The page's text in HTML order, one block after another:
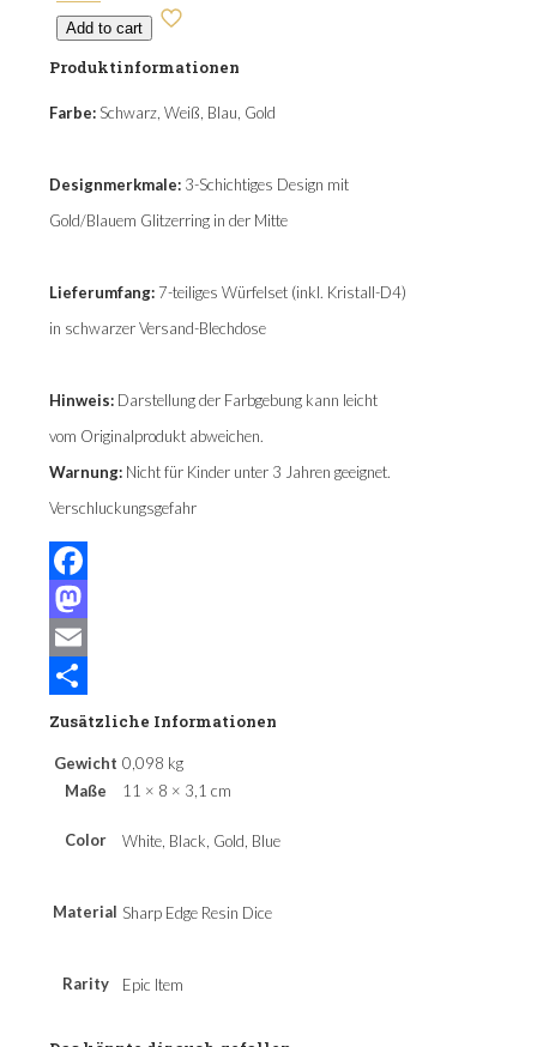
Menge
Add to cart
Produktinformationen
Farbe: Schwarz, Weiß, Blau, Gold
Designmerkmale: 3-Schichtiges Design mit
Gold/Blauem Glitzerring in der Mitte
Lieferumfang: 7-teiliges Würfelset (inkl. Kristall-D4)
in schwarzer Versand-Blechdose
Hinweis: Darstellung der Farbgebung kann leicht
vom Originalprodukt abweichen.
Warnung: Nicht für Kinder unter 3 Jahren geeignet.
Verschluckungsgefahr
Facebook
Mastodon
Email
Teilen
Zusätzliche Informationen
Gewicht 0,098 kg
Maße
11 × 8 × 3,1 cm
Color White, Black, Gold, Blue
Material Sharp Edge Resin Dice
Rarity Epic Item